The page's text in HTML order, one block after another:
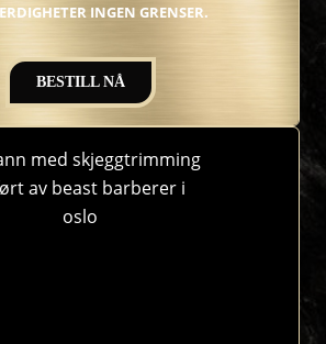
INGEN GRENSER.
BESTILL NÅ